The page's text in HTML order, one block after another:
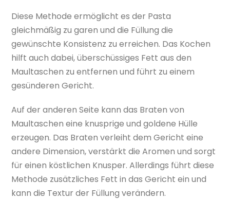
Diese Methode ermöglicht es der Pasta
gleichmäßig zu garen und die Füllung die
gewünschte Konsistenz zu erreichen. Das Kochen
hilft auch dabei, überschüssiges Fett aus den
Maultaschen zu entfernen und führt zu einem
gesünderen Gericht.
Auf der anderen Seite kann das Braten von
Maultaschen eine knusprige und goldene Hülle
erzeugen. Das Braten verleiht dem Gericht eine
andere Dimension, verstärkt die Aromen und sorgt
für einen köstlichen Knusper. Allerdings führt diese
Methode zusätzliches Fett in das Gericht ein und
kann die Textur der Füllung verändern.